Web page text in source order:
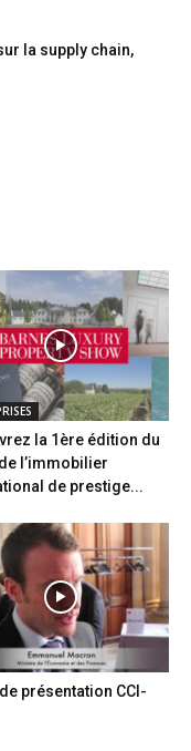
la supply chain,
la 1ère édition du
l’immobilier
de prestige...
présentation CCI-